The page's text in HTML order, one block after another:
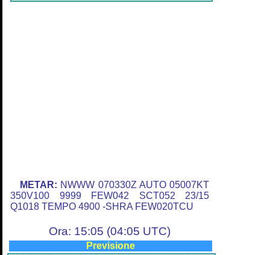
METAR: NWWW 070330Z AUTO 05007KT
350V100 9999 FEW042 SCT052 23/15
Q1018 TEMPO 4900 -SHRA FEW020TCU
Ora: 15:05 (04:05 UTC)
Previsione